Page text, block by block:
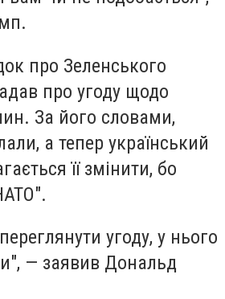
про Зеленського
про угоду щодо
За його словами,
а тепер український
її змінити, бо
угоду, у нього
— заявив Дональд